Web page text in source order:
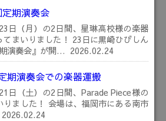
定期演奏会
日（月）の2日間、星琳高校様の楽器
まいりました！ 23日に黒崎ひびしん
演奏会』が開… 2026.02.24
期演奏会での楽器運搬
日（土）の2日間、Parade Piece様の
りました！ 会場は、福岡市にある南市
2026.02.24